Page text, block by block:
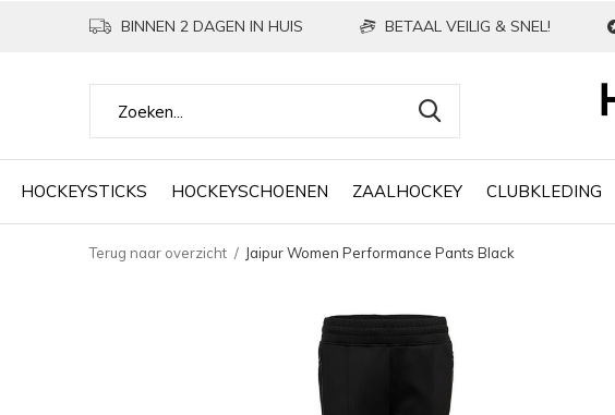
HOCKEYSTICKS HOCKEYSCHOENEN ZAALHOCKEY CLUBKLEDING
BINNEN 2 DAGEN IN HUIS BETAAL VEILIG & SNEL!
Terug naar overzicht Jaipur Women Performance Pants Black